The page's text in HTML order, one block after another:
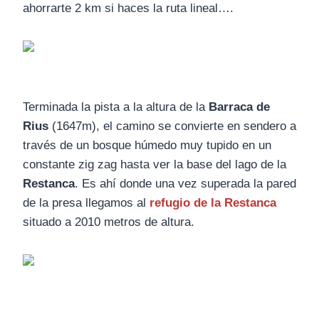
ahorrarte 2 km si haces la ruta lineal….
Terminada la pista a la altura de la Barraca de
Rius (1647m), el camino se convierte en sendero a
través de un bosque húmedo muy tupido en un
constante zig zag hasta ver la base del lago de la
Restanca. Es ahí donde una vez superada la pared
de la presa llegamos al refugio de la Restanca
situado a 2010 metros de altura.